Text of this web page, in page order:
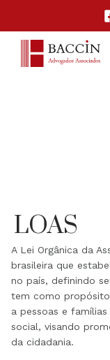
LOAS
A Lei Orgânica da
brasileira que
no país, definindo
tem como
a pessoas e
social, visando
da cidadania.